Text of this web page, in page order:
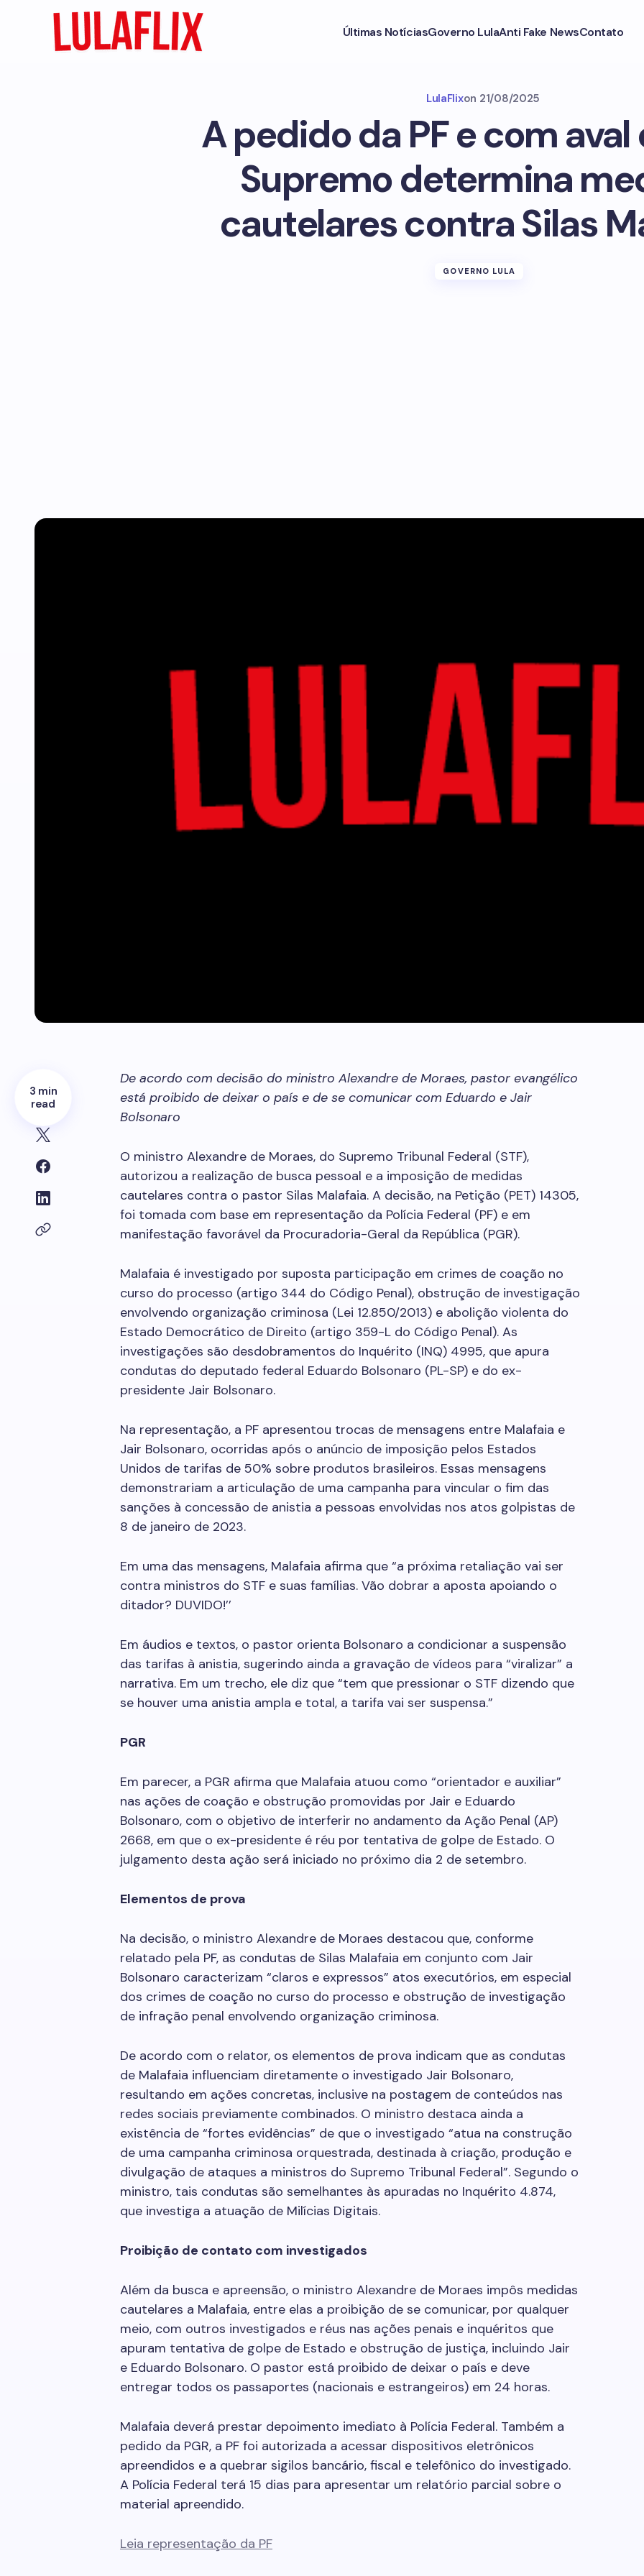
Últimas NotíciasGoverno LulaAnti Fake NewsContato
LulaFlixon 21/08/2025
A pedido da PF e com aval
Supremo determina
cautelares contra Silas
GOVERNO LULA
3 min
read
De acordo com decisão do ministro Alexandre de Moraes, pastor evangélico
está proibido de deixar o país e de se comunicar com Eduardo e Jair
Bolsonaro
O ministro Alexandre de Moraes, do Supremo Tribunal Federal (STF),
autorizou a realização de busca pessoal e a imposição de medidas
cautelares contra o pastor Silas Malafaia. A decisão, na Petição (PET) 14305,
foi tomada com base em representação da Polícia Federal (PF) e em
manifestação favorável da Procuradoria-Geral da República (PGR).
Malafaia é investigado por suposta participação em crimes de coação no
curso do processo (artigo 344 do Código Penal), obstrução de investigação
envolvendo organização criminosa (Lei 12.850/2013) e abolição violenta do
Estado Democrático de Direito (artigo 359-L do Código Penal). As
investigações são desdobramentos do Inquérito (INQ) 4995, que apura
condutas do deputado federal Eduardo Bolsonaro (PL-SP) e do ex-
presidente Jair Bolsonaro.
Na representação, a PF apresentou trocas de mensagens entre Malafaia e
Jair Bolsonaro, ocorridas após o anúncio de imposição pelos Estados
Unidos de tarifas de 50% sobre produtos brasileiros. Essas mensagens
demonstrariam a articulação de uma campanha para vincular o fim das
sanções à concessão de anistia a pessoas envolvidas nos atos golpistas de
8 de janeiro de 2023.
Em uma das mensagens, Malafaia afirma que “a próxima retaliação vai ser
contra ministros do STF e suas famílias. Vão dobrar a aposta apoiando o
ditador? DUVIDO!’’
Em áudios e textos, o pastor orienta Bolsonaro a condicionar a suspensão
das tarifas à anistia, sugerindo ainda a gravação de vídeos para “viralizar” a
narrativa. Em um trecho, ele diz que “tem que pressionar o STF dizendo que
se houver uma anistia ampla e total, a tarifa vai ser suspensa.”
PGR
Em parecer, a PGR afirma que Malafaia atuou como “orientador e auxiliar”
nas ações de coação e obstrução promovidas por Jair e Eduardo
Bolsonaro, com o objetivo de interferir no andamento da Ação Penal (AP)
2668, em que o ex-presidente é réu por tentativa de golpe de Estado. O
julgamento desta ação será iniciado no próximo dia 2 de setembro.
Elementos de prova
Na decisão, o ministro Alexandre de Moraes destacou que, conforme
relatado pela PF, as condutas de Silas Malafaia em conjunto com Jair
Bolsonaro caracterizam “claros e expressos” atos executórios, em especial
dos crimes de coação no curso do processo e obstrução de investigação
de infração penal envolvendo organização criminosa.
De acordo com o relator, os elementos de prova indicam que as condutas
de Malafaia influenciam diretamente o investigado Jair Bolsonaro,
resultando em ações concretas, inclusive na postagem de conteúdos nas
redes sociais previamente combinados. O ministro destaca ainda a
existência de “fortes evidências” de que o investigado “atua na construção
de uma campanha criminosa orquestrada, destinada à criação, produção e
divulgação de ataques a ministros do Supremo Tribunal Federal”. Segundo o
ministro, tais condutas são semelhantes às apuradas no Inquérito 4.874,
que investiga a atuação de Milícias Digitais.
Proibição de contato com investigados
Além da busca e apreensão, o ministro Alexandre de Moraes impôs medidas
cautelares a Malafaia, entre elas a proibição de se comunicar, por qualquer
meio, com outros investigados e réus nas ações penais e inquéritos que
apuram tentativa de golpe de Estado e obstrução de justiça, incluindo Jair
e Eduardo Bolsonaro. O pastor está proibido de deixar o país e deve
entregar todos os passaportes (nacionais e estrangeiros) em 24 horas.
Malafaia deverá prestar depoimento imediato à Polícia Federal. Também a
pedido da PGR, a PF foi autorizada a acessar dispositivos eletrônicos
apreendidos e a quebrar sigilos bancário, fiscal e telefônico do investigado.
A Polícia Federal terá 15 dias para apresentar um relatório parcial sobre o
material apreendido.
Leia representação da PF